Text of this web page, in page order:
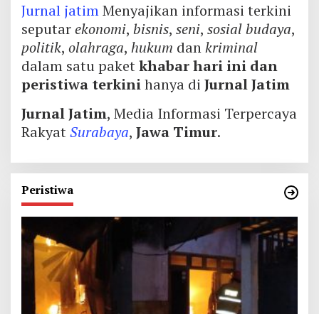
Jurnal jatimMenyajikan informasi terkini
seputarekonomi, bisnis, seni, sosial budaya,
politik, olahraga, hukum dankriminal
dalam satu paketkhabar hari ini dan
peristiwa terkinihanya di Jurnal Jatim
Jurnal Jatim, Media Informasi Terpercaya
RakyatSurabaya, Jawa Timur.
Peristiwa